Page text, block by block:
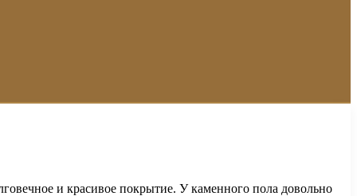
и красивое покрытие. У каменного пола довольно